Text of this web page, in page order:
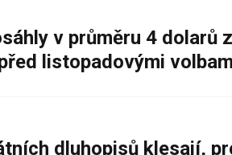
v průměru 4
listopadovými
dluhopisů klesají,